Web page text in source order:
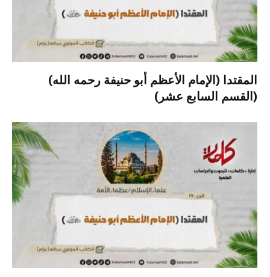
المقتدا (الإمام الأعظم أبو حنيفة رحمه الله)
(القسم السابع عشر)